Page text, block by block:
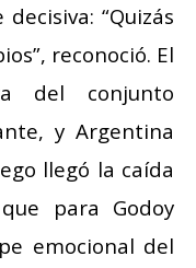
“Quizás
reconoció. El
del conjunto
y Argentina
llegó la caída
para Godoy
emocional del